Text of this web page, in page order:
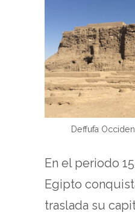
Deffufa
En el periodo
Egipto
traslada su